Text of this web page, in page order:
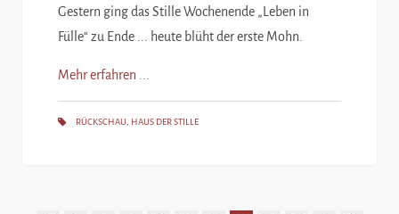
Gestern ging das Stille Wochenende „Leben in
Fülle“ zu Ende ... heute blüht der erste Mohn.
Mehr erfahren ...
RÜCKSCHAU HAUS DER STILLE